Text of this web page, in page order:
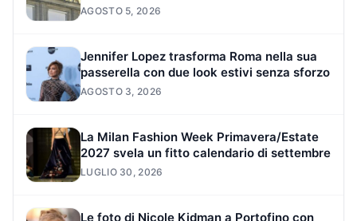
AGOSTO 5, 2026
Jennifer Lopez trasforma Roma nella sua
passerella con due look estivi senza sforzo
AGOSTO 3, 2026
La Milan Fashion Week Primavera/Estate
2027 svela un fitto calendario di settembre
LUGLIO 30, 2026
Le foto di Nicole Kidman a Portofino con